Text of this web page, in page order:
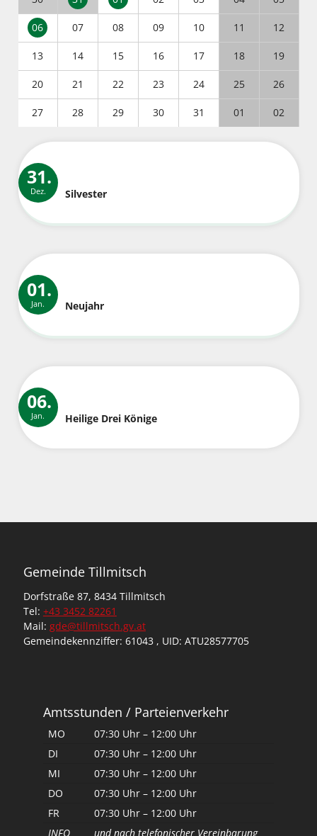
06 07 08 09 10 11 12
13 14 15 16 17 18 19
20 21 22 23 24 25 26
27 28 29 30 31 01 02
31.
Dez. Silvester
01.
Jan. Neujahr
06.
Jan. Heilige Drei Könige
Gemeinde Tillmitsch
Dorfstraße 87, 8434 Tillmitsch
Tel: +43 3452 82261
Mail: gde@tillmitsch.gv.at
Gemeindekennziffer: 61043 , UID: ATU28577705
Amtsstunden / Parteienverkehr
MO
07:30 Uhr – 12:00 Uhr
DI
07:30 Uhr – 12:00 Uhr
MI
07:30 Uhr – 12:00 Uhr
DO
07:30 Uhr – 12:00 Uhr
FR
07:30 Uhr – 12:00 Uhr
INFO
und nach telefonischer Vereinbarung